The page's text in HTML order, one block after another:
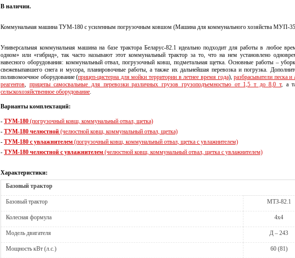
В наличии.
Коммунальная машина ТУМ-180 с усиленным погрузочным ковшом (Машина для коммунального хозяйства МУП-
Универсальная коммунальная машина на базе трактора Беларус-82.1 идеально подходит для работы в любое
одном» или «гибрид», так часто называют этот коммунальный трактор за то, что на нем установлено
навесного оборудования: коммунальный отвал, погрузочный ковш, подметальная щетка. Основные работы –
свежевыпавшего снега и мусора, планировочные работы, а также их дальнейшая перевозка и погрузка.
поливомоечное оборудование (прицеп-цистерна для мойки территории в летнее время года),разбрасыватели песка
реагентов, прицепы самосвальные для перевозки различных грузов грузоподъемностью от 1,5 т до 8,0 т, а
сельскохозяйственное оборудование.
Варианты комплектаций:
- ТУМ-180 (погрузочный ковш, коммунальный отвал, щетка)
- ТУМ-180 челюстной (челюстной ковш, коммунальный отвал, щетка)
- ТУМ-180 с увлажнителем (погрузочный ковш, коммунальный отвал, щетка с увлажнителем)
- ТУМ-180 челюстной с увлажнителем (челюстной ковш, коммунальный отвал, щетка с увлажнителем)
Характеристики:
Базовый трактор
Базовый трактор МТЗ-82.1
Колесная формула 4х4
Модель двигателя Д – 243
Мощность кВт (л.с.) 60 (81)